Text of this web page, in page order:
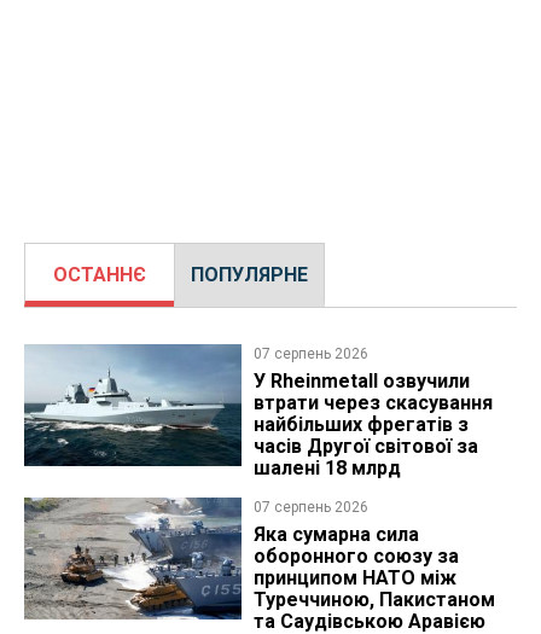
ОСТАННЄ ПОПУЛЯРНЕ
07 серпень 2026
У Rheinmetall озвучили
втрати через скасування
найбільших фрегатів з
часів Другої світової за
шалені 18 млрд
07 серпень 2026
Яка сумарна сила
оборонного союзу за
принципом НАТО між
Туреччиною, Пакистаном
та Саудівською Аравією